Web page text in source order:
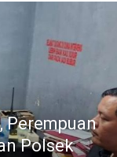
Perempuan
Polsek